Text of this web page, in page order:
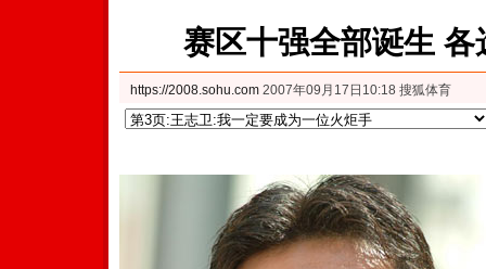
赛区十强全部诞生
https://2008.sohu.com 2007年09月17日10:18 搜狐体育